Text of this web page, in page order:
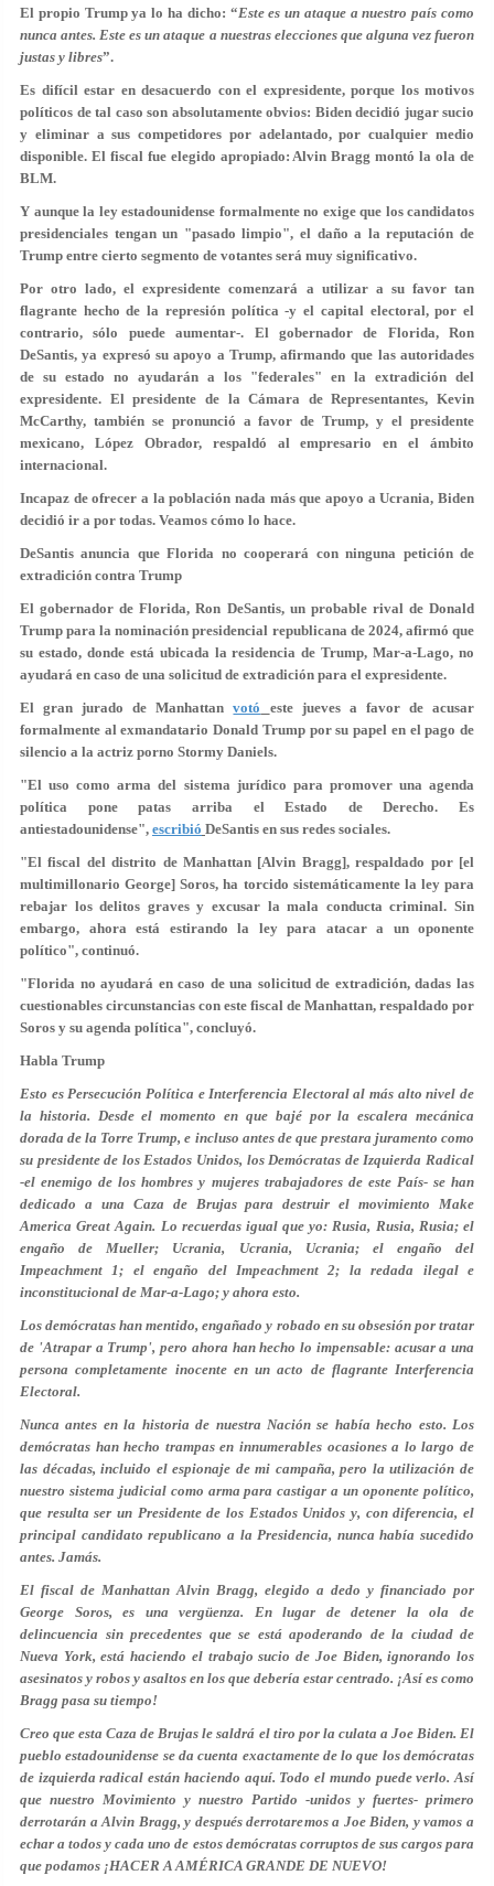
El propio Trump ya lo ha dicho: “Este es un ataque a nuestro país como
nunca antes. Este es un ataque a nuestras elecciones que alguna vez fueron
justas y libres”.
Es difícil estar en desacuerdo con el expresidente, porque los motivos
políticos de tal caso son absolutamente obvios: Biden decidió jugar sucio
y eliminar a sus competidores por adelantado, por cualquier medio
disponible. El fiscal fue elegido apropiado: Alvin Bragg montó la ola de
BLM.
Y aunque la ley estadounidense formalmente no exige que los candidatos
presidenciales tengan un "pasado limpio", el daño a la reputación de
Trump entre cierto segmento de votantes será muy significativo.
Por otro lado, el expresidente comenzará a utilizar a su favor tan
flagrante hecho de la represión política -y el capital electoral, por el
contrario, sólo puede aumentar-. El gobernador de Florida, Ron
DeSantis, ya expresó su apoyo a Trump, afirmando que las autoridades
de su estado no ayudarán a los "federales" en la extradición del
expresidente. El presidente de la Cámara de Representantes, Kevin
McCarthy, también se pronunció a favor de Trump, y el presidente
mexicano, López Obrador, respaldó al empresario en el ámbito
internacional.
Incapaz de ofrecer a la población nada más que apoyo a Ucrania, Biden
decidió ir a por todas. Veamos cómo lo hace.
DeSantis anuncia que Florida no cooperará con ninguna petición de
extradición contra Trump
El gobernador de Florida, Ron DeSantis, un probable rival de Donald
Trump para la nominación presidencial republicana de 2024, afirmó que
su estado, donde está ubicada la residencia de Trump, Mar-a-Lago, no
ayudará en caso de una solicitud de extradición para el expresidente.
El gran jurado de Manhattanvotó
este jueves a favor de acusar
formalmente al exmandatario Donald Trump por su papel en el pago de
silencio a la actriz porno Stormy Daniels.
"El uso como arma del sistema jurídico para promover una agenda
política pone patas arriba el Estado de Derecho. Es
antiestadounidense", escribió DeSantis en sus redes sociales.
"El fiscal del distrito de Manhattan [Alvin Bragg], respaldado por [el
multimillonario George] Soros, ha torcido sistemáticamente la ley para
rebajar los delitos graves y excusar la mala conducta criminal. Sin
embargo, ahora está estirando la ley para atacar a un oponente
político", continuó.
"Florida no ayudará en caso de una solicitud de extradición, dadas las
cuestionables circunstancias con este fiscal de Manhattan, respaldado por
Soros y su agenda política", concluyó.
Habla Trump
Esto es Persecución Política e Interferencia Electoral al más alto nivel de
la historia. Desde el momento en que bajé por la escalera mecánica
dorada de la Torre Trump, e incluso antes de que prestara juramento como
su presidente de los Estados Unidos, los Demócratas de Izquierda Radical
-el enemigo de los hombres y mujeres trabajadores de este País- se han
dedicado a una Caza de Brujas para destruir el movimiento Make
America Great Again. Lo recuerdas igual que yo: Rusia, Rusia, Rusia; el
engaño de Mueller; Ucrania, Ucrania, Ucrania; el engaño del
Impeachment 1; el engaño del Impeachment 2; la redada ilegal e
inconstitucional de Mar-a-Lago; y ahora esto.
Los demócratas han mentido, engañado y robado en su obsesión por tratar
de 'Atrapar a Trump', pero ahora han hecho lo impensable: acusar a una
persona completamente inocente en un acto de flagrante Interferencia
Electoral.
Nunca antes en la historia de nuestra Nación se había hecho esto. Los
demócratas han hecho trampas en innumerables ocasiones a lo largo de
las décadas, incluido el espionaje de mi campaña, pero la utilización de
nuestro sistema judicial como arma para castigar a un oponente político,
que resulta ser un Presidente de los Estados Unidos y, con diferencia, el
principal candidato republicano a la Presidencia, nunca había sucedido
antes. Jamás.
El fiscal de Manhattan Alvin Bragg, elegido a dedo y financiado por
George Soros, es una vergüenza. En lugar de detener la ola de
delincuencia sin precedentes que se está apoderando de la ciudad de
Nueva York, está haciendo el trabajo sucio de Joe Biden, ignorando los
asesinatos y robos y asaltos en los que debería estar centrado. ¡Así es como
Bragg pasa su tiempo!
Creo que esta Caza de Brujas le saldrá el tiro por la culata a Joe Biden. El
pueblo estadounidense se da cuenta exactamente de lo que los demócratas
de izquierda radical están haciendo aquí. Todo el mundo puede verlo. Así
que nuestro Movimiento y nuestro Partido -unidos y fuertes- primero
derrotarán a Alvin Bragg, y después derrotaremos a Joe Biden, y vamos a
echar a todos y cada uno de estos demócratas corruptos de sus cargos para
que podamos ¡HACER A AMÉRICA GRANDE DE NUEVO!